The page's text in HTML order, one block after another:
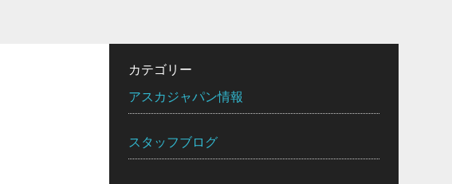
カテゴリー
アスカジャパン情報
スタッフブログ